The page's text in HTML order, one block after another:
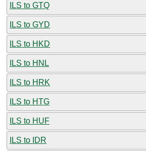
ILS to GTQ
ILS to GYD
ILS to HKD
ILS to HNL
ILS to HRK
ILS to HTG
ILS to HUF
ILS to IDR